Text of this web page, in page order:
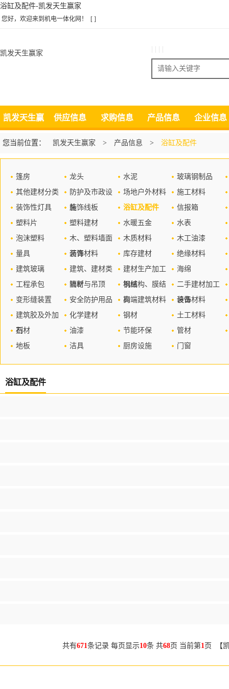
浴缸及配件-凯发天生赢家
您好，欢迎来到机电一体化网！ [ ]
凯发天生赢家
搜索
凯发天生赢
家
供应信息 求购信息 产品信息 企业信息
您当前位置： 凯发天生赢家 > 产品信息 > 浴缸及配件
篷房 龙头 水泥
玻璃钢制品
其他建材分类
防护及市政设
施
场地户外材料
施工材料
装饰性灯具
装饰线板 浴缸及配件
信报箱
塑料片
塑料建材 水暖五金
水表
泡沫塑料
木、塑料墙面
装饰材料
木质材料
木工油漆
量具
沥青 库存建材
绝缘材料
建筑玻璃
建筑、建材类
管材
建材生产加工
机械
海绵
工程承包
隔断与吊顶
钢结构、膜结
构
二手建材加工
设备
变形缝装置 安全防护用品 高端建筑材料
装饰材料
建筑胶及外加
剂
化学建材 钢材
土工材料
石材
油漆 节能环保
管材
地板
洁具 厨房设施 门窗
浴缸及配件
共有671条记录 每页显示10条 共68页 当前第1页 【